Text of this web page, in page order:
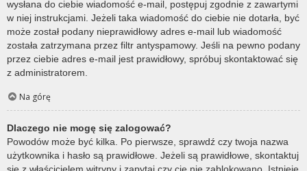
wysłana do ciebie wiadomość e-mail, postępuj zgodnie z zawartymi
w niej instrukcjami. Jeżeli taka wiadomość do ciebie nie dotarła, być
może został podany nieprawidłowy adres e-mail lub wiadomość
została zatrzymana przez filtr antyspamowy. Jeśli na pewno podany
przez ciebie adres e-mail jest prawidłowy, spróbuj skontaktować się
z administratorem.
Na górę
Dlaczego nie mogę się zalogować?
Powodów może być kilka. Po pierwsze, sprawdź czy twoja nazwa
użytkownika i hasło są prawidłowe. Jeżeli są prawidłowe, skontaktuj